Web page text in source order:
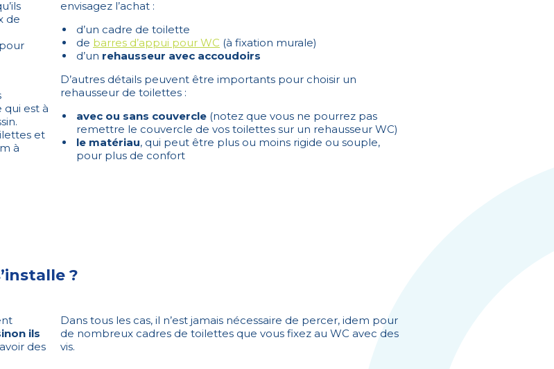
de
qui est à
et
à
envisagez l’achat :
d’un cadre de toilette
de barres d’appui pour WC (à fixation murale)
d’un rehausseur avec accoudoirs
D’autres détails peuvent être importants pour choisir un
rehausseur de toilettes :
avec ou sans couvercle (notez que vous ne pourrez pas
remettre le couvercle de vos toilettes sur un rehausseur WC)
le matériau, qui peut être plus ou moins rigide ou souple,
pour plus de confort
?
ils
des
Dans tous les cas, il n’est jamais nécessaire de percer, idem pour
de nombreux cadres de toilettes que vous fixez au WC avec des
vis.